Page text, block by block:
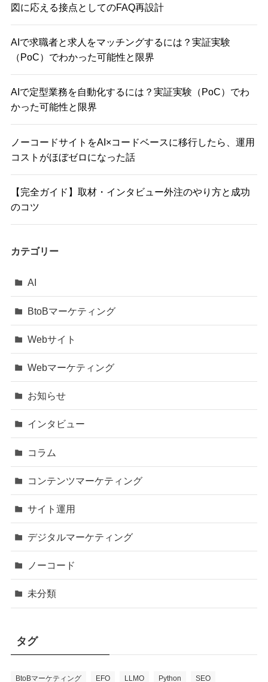
図に応える接点としてのFAQ再設計
AIで求職者と求人をマッチングするには？実証実験
（PoC）でわかった可能性と限界
AIで定型業務を自動化するには？実証実験（PoC）でわ
かった可能性と限界
ノーコードサイトをAI×コードベースに移行したら、運用
コストがほぼゼロになった話
【完全ガイド】取材・インタビュー外注のやり方と成功
のコツ
カテゴリー
AI
BtoBマーケティング
Webサイト
Webマーケティング
お知らせ
インタビュー
コラム
コンテンツマーケティング
サイト運用
デジタルマーケティング
ノーコード
未分類
タグ
BtoBマーケティング EFO LLMO Python SEO